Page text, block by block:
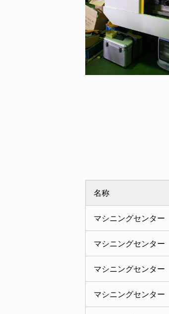
名称
マシニングセンター
マシニングセンター
マシニングセンター
マシニングセンター